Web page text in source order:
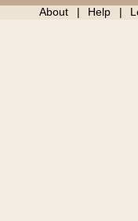
About Help